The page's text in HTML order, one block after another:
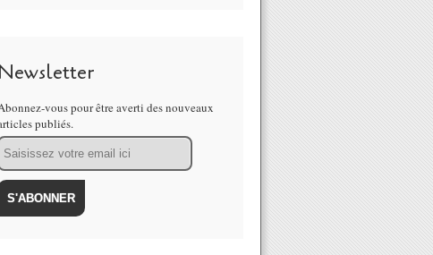
Newsletter
vous pour être averti des nouveaux
publiés.